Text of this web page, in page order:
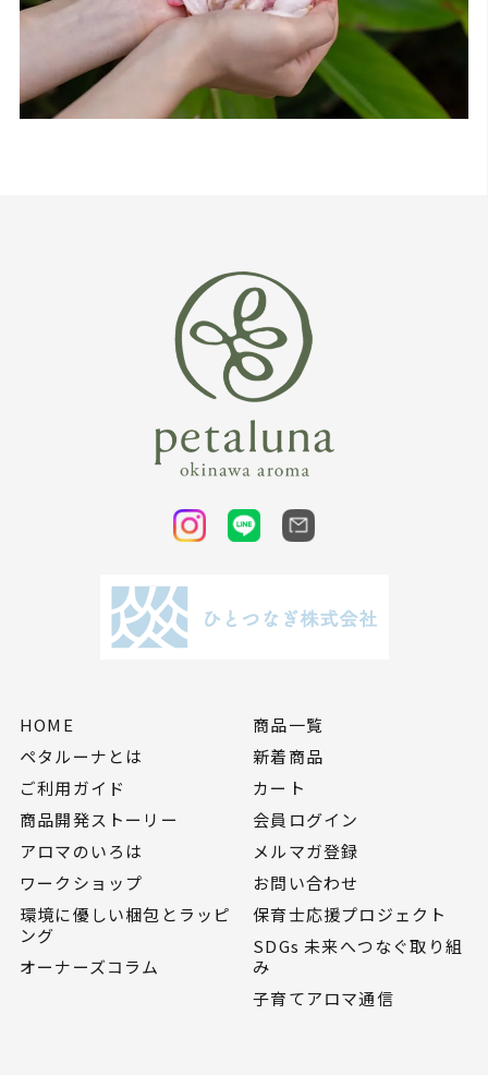
HOME
ペタルーナとは
ご利用ガイド
商品開発ストーリー
アロマのいろは
ワークショップ
環境に優しい梱包とラッピ
ング
オーナーズコラム
商品一覧
新着商品
カート
会員ログイン
メルマガ登録
お問い合わせ
保育士応援プロジェクト
SDGs 未来へつなぐ取り組
み
子育てアロマ通信